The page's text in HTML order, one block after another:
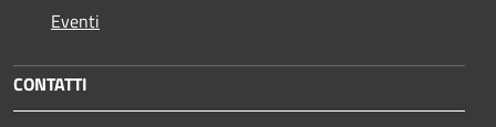
Eventi
CONTATTI